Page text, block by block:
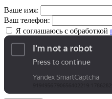
Ваше имя:
Ваш телефон:
Я соглашаюсь с обработкой